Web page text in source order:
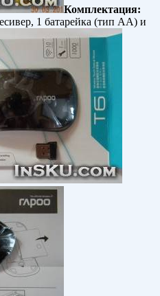
Комплектация:
1 батарейка (тип АА) и